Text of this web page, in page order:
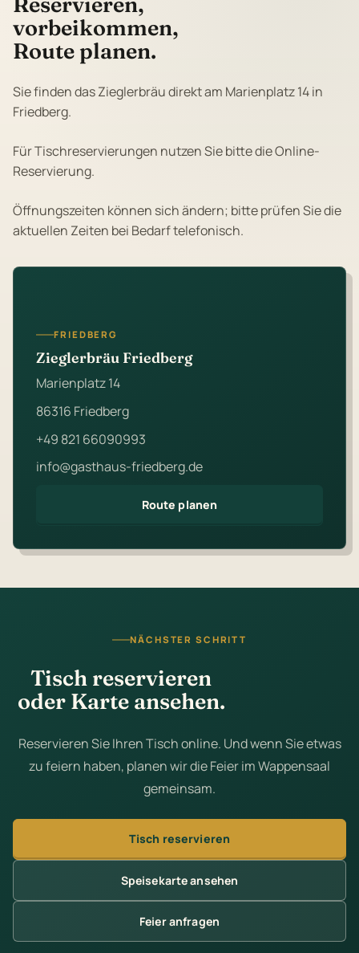
vorbeikommen,
Route planen.
Sie finden das Zieglerbräu direkt am Marienplatz 14 in
Friedberg.
Für Tischreservierungen nutzen Sie bitte die Online-
Reservierung.
Öffnungszeiten können sich ändern; bitte prüfen Sie die
aktuellen Zeiten bei Bedarf telefonisch.
FRIEDBERG
Zieglerbräu Friedberg
Marienplatz 14
86316 Friedberg
+49 821 66090993
info@gasthaus-friedberg.de
Route planen
NÄCHSTER SCHRITT
Tisch reservieren
oder Karte ansehen.
Reservieren Sie Ihren Tisch online. Und wenn Sie etwas
zu feiern haben, planen wir die Feier im Wappensaal
gemeinsam.
Tisch reservieren
Speisekarte ansehen
Feier anfragen